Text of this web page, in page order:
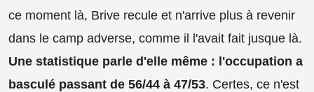
ce moment là, Brive recule et n'arrive plus à revenir
dans le camp adverse, comme il l'avait fait jusque là.
Une statistique parle d'elle même : l'occupation a
basculé passant de 56/44 à 47/53. Certes, ce n'est